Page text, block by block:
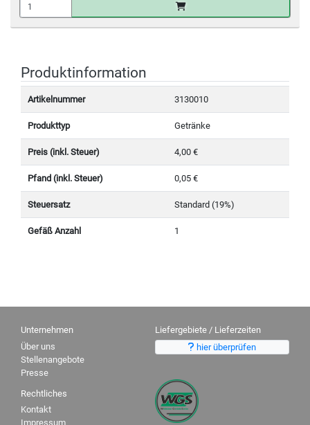
Produktinformation
Artikelnummer 3130010
Produkttyp Getränke
Preis (inkl. Steuer) 4,00 €
Pfand (inkl. Steuer) 0,05 €
Steuersatz Standard (19%)
Gefäß Anzahl 1
Unternehmen
Über uns
Stellenangebote
Presse
Liefergebiete / Lieferzeiten
hier überprüfen
Rechtliches
Kontakt
Impressum